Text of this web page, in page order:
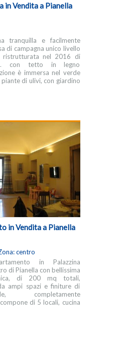
in Vendita a Pianella
tranquilla e facilmente
di campagna unico livello
ristrutturata nel 2016 di
con tetto in legno
è immersa nel verde
di ulivi, con giardino
in Vendita a Pianella
centro
in Palazzina
di Pianella con bellissima
di 200 mq totali,
ampi spazi e finiture di
completamente
di 5 locali, cucina